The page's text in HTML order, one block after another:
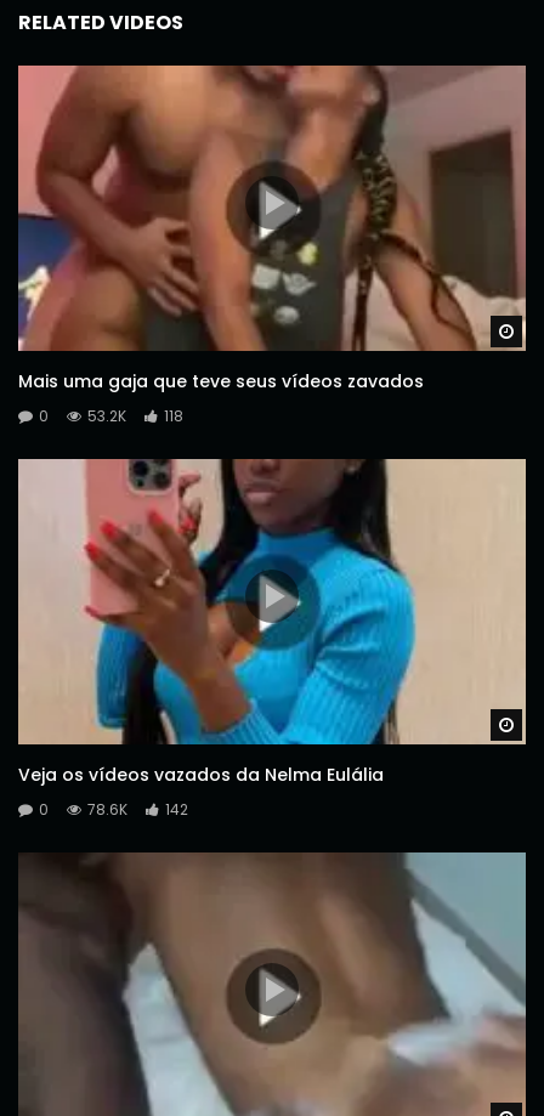
RELATED VIDEOS
Mais uma gaja que teve seus vídeos zavados
0 53.2K 118
Veja os vídeos vazados da Nelma Eulália
0 78.6K 142